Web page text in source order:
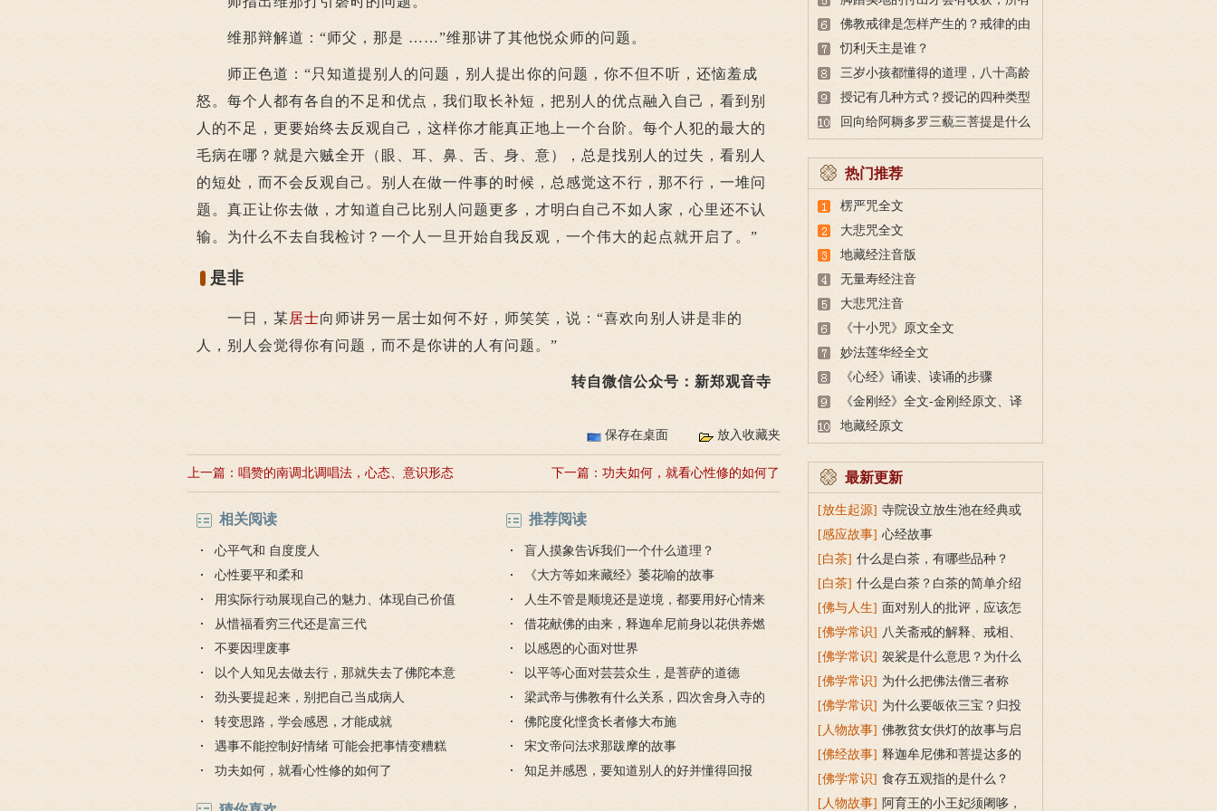
维那辩解道：“师父，那是 ……”维那讲了其他悦众师的问题。
师正色道：“只知道提别人的问题，别人提出你的问题，你不但不听，还恼羞成
怒。每个人都有各自的不足和优点，我们取长补短，把别人的优点融入自己，看到别
人的不足，更要始终去反观自己，这样你才能真正地上一个台阶。每个人犯的最大的
毛病在哪？就是六贼全开（眼、耳、鼻、舌、身、意），总是找别人的过失，看别人
的短处，而不会反观自己。别人在做一件事的时候，总感觉这不行，那不行，一堆问
题。真正让你去做，才知道自己比别人问题更多，才明白自己不如人家，心里还不认
输。为什么不去自我检讨？一个人一旦开始自我反观，一个伟大的起点就开启了。”
是非
一日，某居士向师讲另一居士如何不好，师笑笑，说：“喜欢向别人讲是非的
人，别人会觉得你有问题，而不是你讲的人有问题。”
转自微信公众号：新郑观音寺
保存在桌面 放入收藏夹
上一篇： 唱赞的南调北调唱法，心态、意识形态
的改变
下一篇： 功夫如何，就看心性修的如何了
相关阅读
心平气和 自度度人
心性要平和柔和
用实际行动展现自己的魅力、体现自己价值
从惜福看穷三代还是富三代
不要因理废事
以个人知见去做去行，那就失去了佛陀本意
劲头要提起来，别把自己当成病人
转变思路，学会感恩，才能成就
遇事不能控制好情绪 可能会把事情变糟糕
功夫如何，就看心性修的如何了
推荐阅读
盲人摸象告诉我们一个什么道理？
《大方等如来藏经》萎花喻的故事
人生不管是顺境还是逆境，都要用好心情来
对待
借花献佛的由来，释迦牟尼前身以花供养燃
灯佛
以感恩的心面对世界
以平等心面对芸芸众生，是菩萨的道德
梁武帝与佛教有什么关系，四次舍身入寺的
是哪个寺？
佛陀度化悭贪长者修大布施
宋文帝问法求那跋摩的故事
知足并感恩，要知道别人的好并懂得回报
的付出都不会白费
佛教戒律是怎样产生的？戒律的由
来
忉利天主是谁？
三岁小孩都懂得的道理，八十高龄
也未必做得到
授记有几种方式？授记的四种类型
回向给阿耨多罗三藐三菩提是什么
热门推荐
楞严咒全文
大悲咒全文
地藏经注音版
无量寿经注音
大悲咒注音
《十小咒》原文全文
妙法莲华经全文
《心经》诵读、读诵的步骤
《金刚经》全文-金刚经原文、译
文及释意
地藏经原文
最新更新
[放生起源] 寺院设立放生池在经典或
传统上有什么根据？
[感应故事] 心经故事
[白茶] 什么是白茶，有哪些品种？
[白茶] 什么是白茶？白茶的简单介绍
[佛与人生] 面对别人的批评，应该怎
么做？
[佛学常识] 八关斋戒的解释、戒相、
功德利益
[佛学常识] 袈裟是什么意思？为什么
叫福田衣？
[佛学常识] 为什么把佛法僧三者称
为“宝”？
[佛学常识] 为什么要皈依三宝？归投
三宝令身心安稳
[人物故事] 佛教贫女供灯的故事与启
示
[佛经故事] 释迦牟尼佛和菩提达多的
双头鸟故事
[佛学常识] 食存五观指的是什么？
[人物故事] 阿育王的小王妃须阇哆，